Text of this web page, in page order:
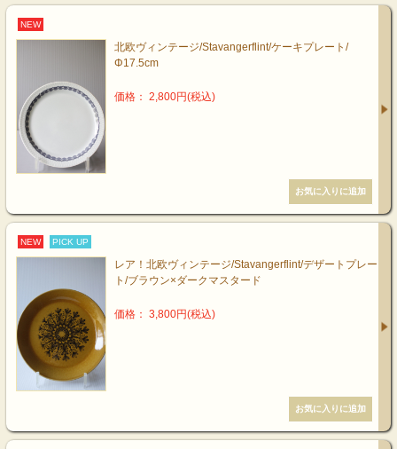
NEW
北欧ヴィンテージ/Stavangerflint/ケーキプレート/
Φ17.5cm
価格： 2,800円(税込)
NEW PICK UP
レア！北欧ヴィンテージ/Stavangerflint/デザートプレー
ト/ブラウン×ダークマスタード
価格： 3,800円(税込)